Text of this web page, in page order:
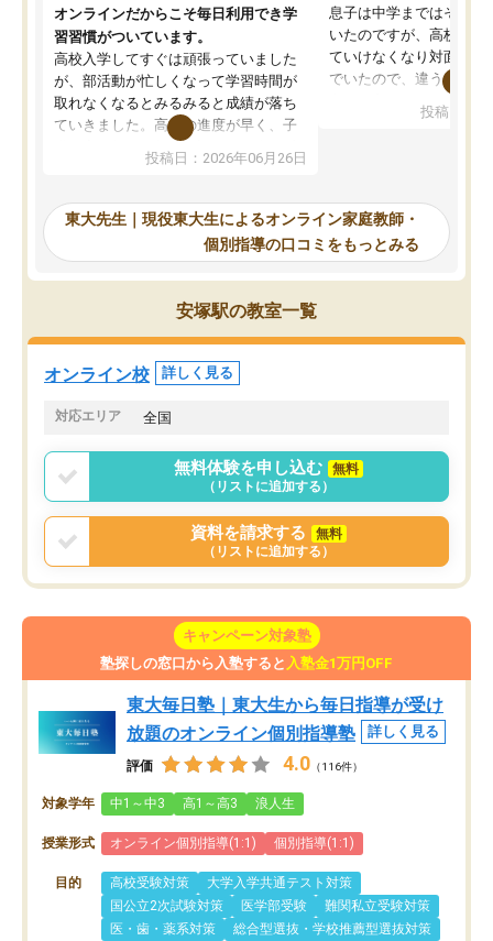
オンラインだからこそ毎日利用でき学
習習慣がついています。
高校入学してすぐは頑張っていました
が、部活動が忙しくなって学習時間が
取れなくなるとみるみると成績が落ち
ていきました。高校の進度が早く、子
供も家に帰って勉強の話すると嫌な反
応を示します。東大先生にお願いして
れるので、親としても安心です。毎日
使える自習室とかもあり、わからない
ところがあれば先生が回答してくれる
のも重宝しています。
投稿日：2026年06月26日
息子は中学まではそこそ
いたのですが、高校に入
ていけなくなり対面の塾
でいたので、違うアプロ
で、当初は模試でD判定
自習室が毎日使えていつ
るのが心強かったよう
謝です。
投稿日：
東大先生｜現役東大生によるオンライン家庭教師・
個別指導の口コミをもっとみる
安塚駅の教室一覧
オンライン校 詳しく見る
対応エリア 全国
無料体験を申し込む
無料
（リストに追加する）
資料を請求する
無料
（リストに追加する）
キャンペーン対象塾
塾探しの窓口から入塾すると 入塾金1万円OFF
東大毎日塾｜東大生から毎日指導が受け
放題のオンライン個別指導塾
詳しく見る
評価 4.0 （116件）
対象学年 中1～中3 高1～高3 浪人生
授業形式 オンライン個別指導(1:1) 個別指導(1:1)
目的 高校受験対策
大学入学共通テスト対策
国公立2次試験対策
医学部受験
難関私立受験対策
医・歯・薬系対策
総合型選抜・学校推薦型選抜対策